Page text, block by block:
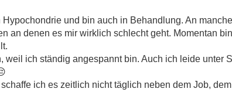
und bin auch in Behandlung. An
an denen es mir wirklich schlecht geht. Momentan
weil ich ständig angespannt bin. Auch ich leide unter
ich es zeitlich nicht täglich neben dem Job,